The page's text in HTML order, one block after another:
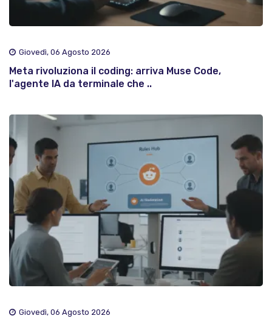
Giovedì, 06 Agosto 2026
Meta rivoluziona il coding: arriva Muse Code,
l'agente IA da terminale che ..
Giovedì, 06 Agosto 2026